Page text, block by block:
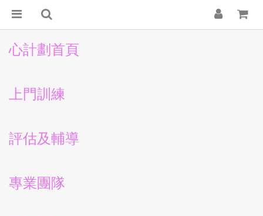
心計劃首頁
上門訓練
評估及輔導
專業團隊